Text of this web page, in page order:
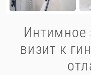
Интимное
визит к